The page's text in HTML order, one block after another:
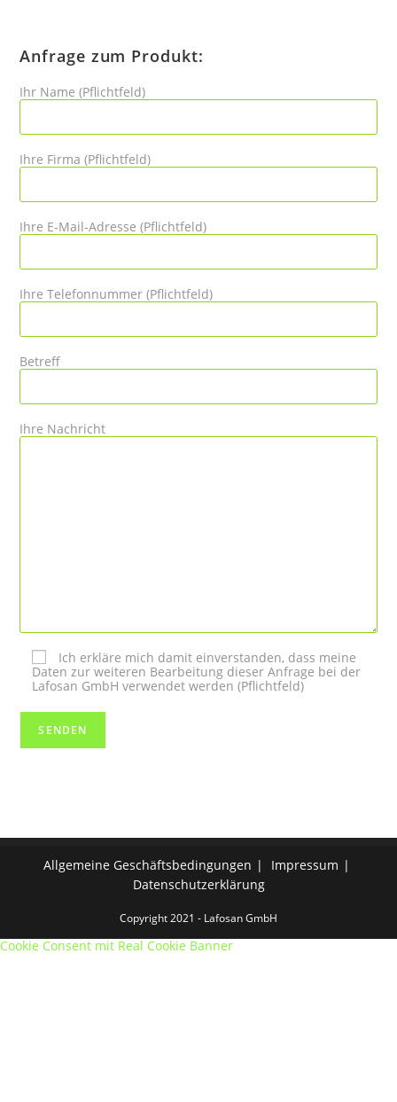
Anfrage zum Produkt:
Ihr Name (Pflichtfeld)
Ihre Firma (Pflichtfeld)
Ihre E-Mail-Adresse (Pflichtfeld)
Ihre Telefonnummer (Pflichtfeld)
Betreff
Ihre Nachricht
Ich erkläre mich damit einverstanden, dass meine
Daten zur weiteren Bearbeitung dieser Anfrage bei der
Lafosan GmbH verwendet werden (Pflichtfeld)
Allgemeine Geschäftsbedingungen
Impressum
Datenschutzerklärung
Copyright 2021 - Lafosan GmbH
Cookie Consent mit Real Cookie Banner